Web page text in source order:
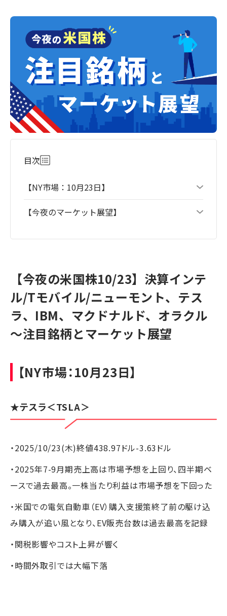
目次
【NY市場：10月23日】
【今夜のマーケット展望】
【今夜の米国株10/23】決算インテ
ル/Tモバイル/ニューモント、テス
ラ、IBM、マクドナルド、オラクル
～注目銘柄とマーケット展望
【NY市場：10月23日】
★テスラ＜TSLA＞
・2025/10/23(木)終値438.97ドル-3.63ドル
・2025年7-9月期売上高は市場予想を上回り、四半期ベ
ースで過去最高。一株当たり利益は市場予想を下回った
・米国での電気自動車（EV）購入支援策終了前の駆け込
み購入が追い風となり、EV販売台数は過去最高を記録
・関税影響やコスト上昇が響く
・時間外取引では大幅下落